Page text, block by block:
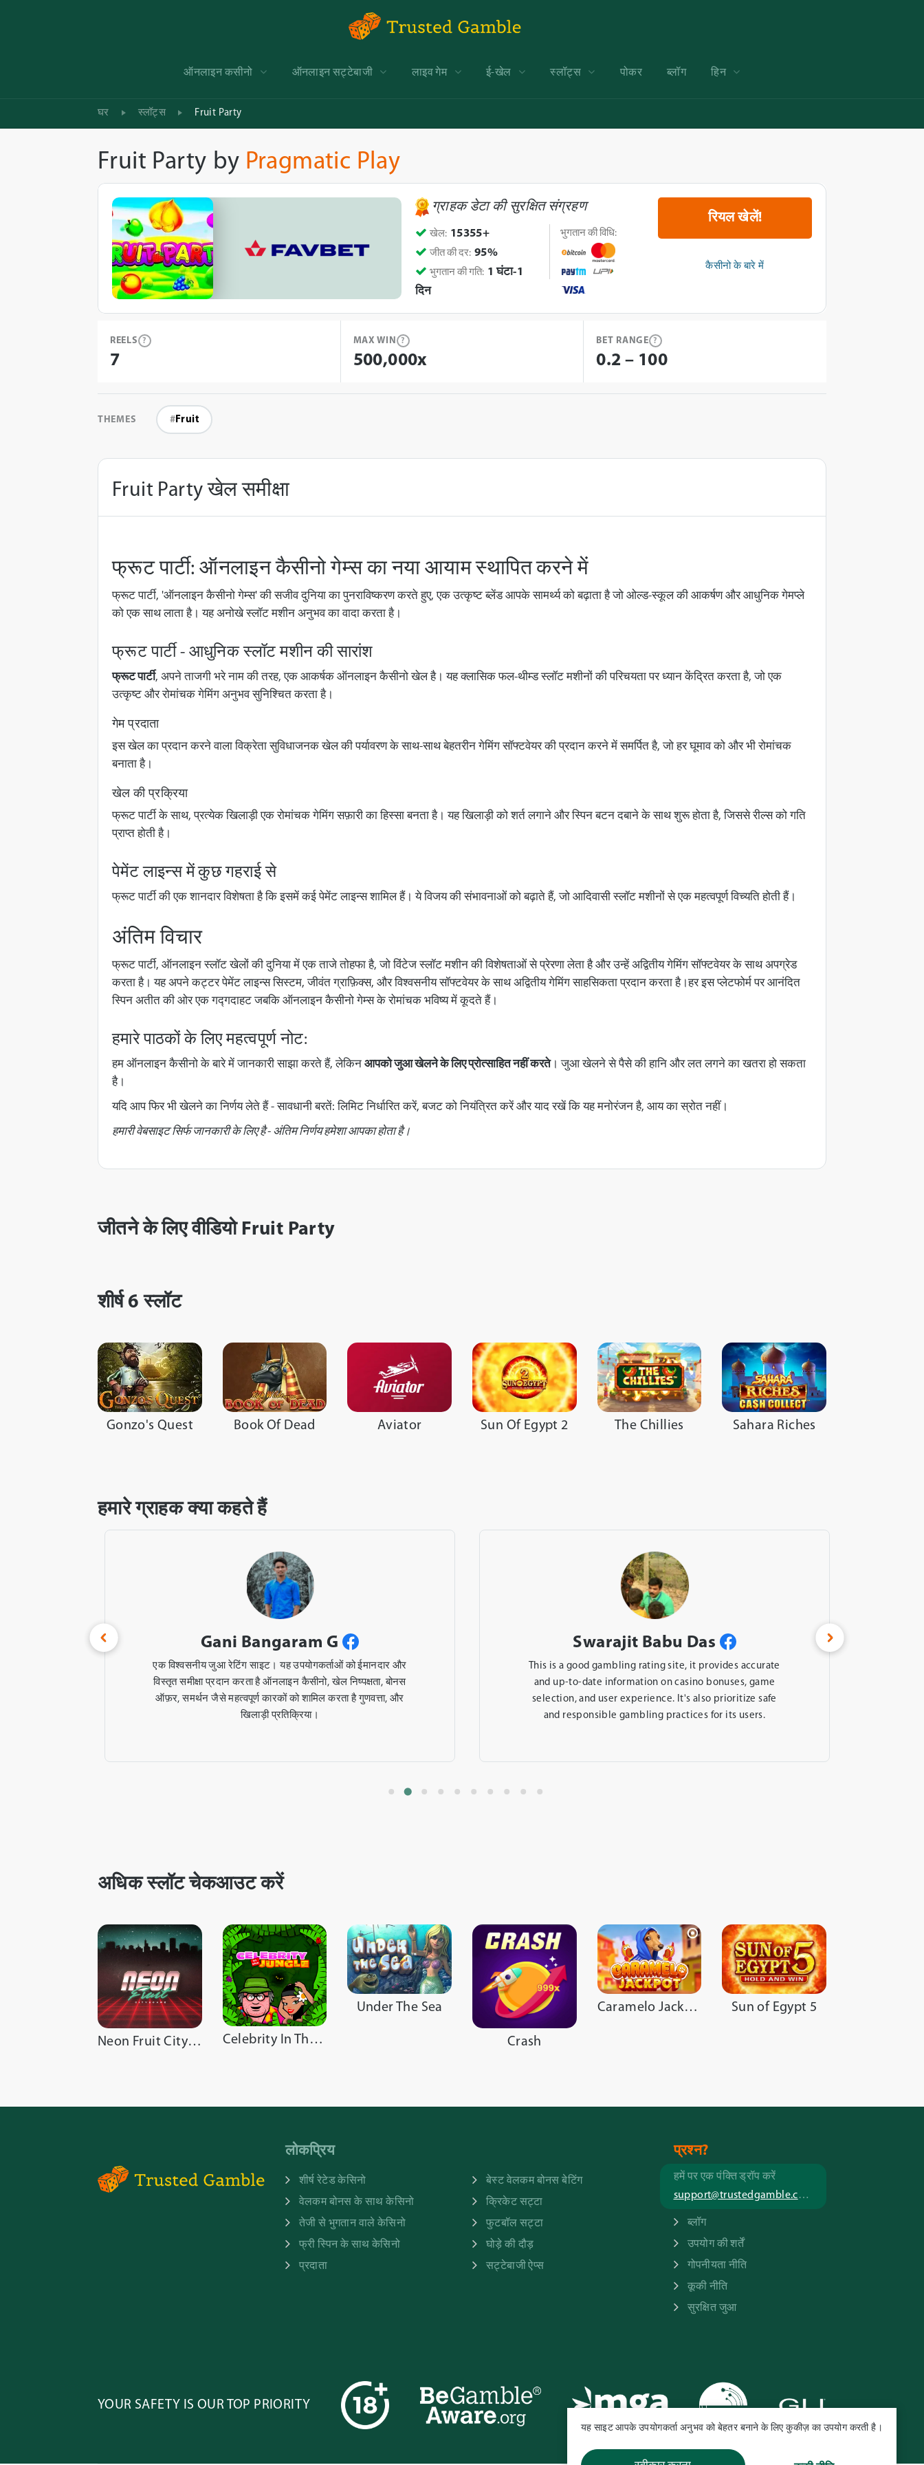
यह साइट आपके उपयोगकर्ता अनुभव को बेहतर बनाने के लिए कुकीज़ का उपयोग करती है।
ऑनलाइन कसीनो ऑनलाइन सट्टेबाजी लाइव गेम ई-खेल स्लॉट्स पोकर ब्लॉग हिन
घर स्लॉट्स Fruit Party
Fruit Party by Pragmatic Play
ग्राहक डेटा की सुरक्षित संग्रहण
खेल: 15355+
जीत की दर: 95%
भुगतान की गति: 1 घंटा-1
दिन
भुगतान की विधि:
रियल खेलें!
कैसीनो के बारे में
REELS ?
7
MAX WIN ?
500,000x
BET RANGE ?
0.2 – 100
THEMES Fruit
Fruit Party खेल समीक्षा
फ्रूट पार्टी: ऑनलाइन कैसीनो गेम्स का नया आयाम स्थापित करने में
फ्रूट पार्टी, 'ऑनलाइन कैसीनो गेम्स' की सजीव दुनिया का पुनराविष्करण करते हुए, एक उत्कृष्ट ब्लेंड आपके सामर्थ्य को बढ़ाता है जो ओल्ड-स्कूल की आकर्षण और आधुनिक गेमप्ले
को एक साथ लाता है। यह अनोखे स्लॉट मशीन अनुभव का वादा करता है।
फ्रूट पार्टी - आधुनिक स्लॉट मशीन की सारांश
फ्रूट पार्टी, अपने ताजगी भरे नाम की तरह, एक आकर्षक ऑनलाइन कैसीनो खेल है। यह क्लासिक फल-थीम्ड स्लॉट मशीनों की परिचयता पर ध्यान केंद्रित करता है, जो एक
उत्कृष्ट और रोमांचक गेमिंग अनुभव सुनिश्चित करता है।
गेम प्रदाता
इस खेल का प्रदान करने वाला विक्रेता सुविधाजनक खेल की पर्यावरण के साथ-साथ बेहतरीन गेमिंग सॉफ्टवेयर की प्रदान करने में समर्पित है, जो हर घूमाव को और भी रोमांचक
बनाता है।
खेल की प्रक्रिया
फ्रूट पार्टी के साथ, प्रत्येक खिलाड़ी एक रोमांचक गेमिंग सफ़ारी का हिस्सा बनता है। यह खिलाड़ी को शर्त लगाने और स्पिन बटन दबाने के साथ शुरू होता है, जिससे रील्स को गति
प्राप्त होती है।
पेमेंट लाइन्स में कुछ गहराई से
फ्रूट पार्टी की एक शानदार विशेषता है कि इसमें कई पेमेंट लाइन्स शामिल हैं। ये विजय की संभावनाओं को बढ़ाते हैं, जो आदिवासी स्लॉट मशीनों से एक महत्वपूर्ण विच्यति होती हैं।
अंतिम विचार
फ्रूट पार्टी, ऑनलाइन स्लॉट खेलों की दुनिया में एक ताजे तोहफा है, जो विंटेज स्लॉट मशीन की विशेषताओं से प्रेरणा लेता है और उन्हें अद्वितीय गेमिंग सॉफ्टवेयर के साथ अपग्रेड
करता है। यह अपने कट्टर पेमेंट लाइन्स सिस्टम, जीवंत ग्राफ़िक्स, और विश्वसनीय सॉफ्टवेयर के साथ अद्वितीय गेमिंग साहसिकता प्रदान करता है।हर इस प्लेटफोर्म पर आनंदित
स्पिन अतीत की ओर एक गद्गदाहट जबकि ऑनलाइन कैसीनो गेम्स के रोमांचक भविष्य में कूदते हैं।
हमारे पाठकों के लिए महत्वपूर्ण नोट:
हम ऑनलाइन कैसीनो के बारे में जानकारी साझा करते हैं, लेकिन आपको जुआ खेलने के लिए प्रोत्साहित नहीं करते। जुआ खेलने से पैसे की हानि और लत लगने का खतरा हो सकता
है।
यदि आप फिर भी खेलने का निर्णय लेते हैं - सावधानी बरतें: लिमिट निर्धारित करें, बजट को नियंत्रित करें और याद रखें कि यह मनोरंजन है, आय का स्रोत नहीं।
हमारी वेबसाइट सिर्फ जानकारी के लिए है - अंतिम निर्णय हमेशा आपका होता है।
जीतने के लिए वीडियो Fruit Party
शीर्ष 6 स्लॉट
Gonzo's Quest Book Of Dead Aviator Sun Of Egypt 2 The Chillies Sahara Riches
हमारे ग्राहक क्या कहते हैं
Gani Bangaram G
एक विश्वसनीय जुआ रेटिंग साइट। यह उपयोगकर्ताओं को ईमानदार और
विस्तृत समीक्षा प्रदान करता है ऑनलाइन कैसीनो, खेल निष्पक्षता, बोनस
ऑफ़र, समर्थन जैसे महत्वपूर्ण कारकों को शामिल करता है गुणवत्ता, और
खिलाड़ी प्रतिक्रिया।
Swarajit Babu Das
This is a good gambling rating site, it provides accurate
and up-to-date information on casino bonuses, game
selection, and user experience. It's also prioritize safe
and responsible gambling practices for its users.
अधिक स्लॉट चेकआउट करें
Neon Fruit Cityscape Celebrity In The Jungle
Under The Sea
Crash
Caramelo Jackpot Sun of Egypt 5
लोकप्रिय
शीर्ष रेटेड केसिनो
वेलकम बोनस के साथ केसिनो
तेजी से भुगतान वाले केसिनो
फ्री स्पिन के साथ केसिनो
प्रदाता
बेस्ट वेलकम बोनस बेटिंग
क्रिकेट सट्टा
फुटबॉल सट्टा
घोड़े की दौड़
सट्टेबाजी ऐप्स
प्रश्न?
हमें पर एक पंक्ति ड्रॉप करें
support@trustedgamble.com
ब्लॉग
उपयोग की शर्तें
गोपनीयता नीति
कूकी नीति
सुरक्षित जुआ
YOUR SAFETY IS OUR TOP PRIORITY